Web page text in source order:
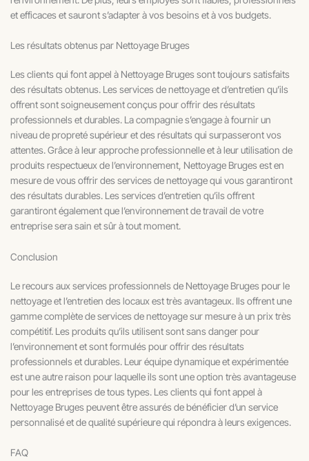
et efficaces et sauront s’adapter à vos besoins et à vos budgets.
Les résultats obtenus par Nettoyage Bruges
Les clients qui font appel à Nettoyage Bruges sont toujours satisfaits
des résultats obtenus. Les services de nettoyage et d’entretien qu’ils
offrent sont soigneusement conçus pour offrir des résultats
professionnels et durables. La compagnie s’engage à fournir un
niveau de propreté supérieur et des résultats qui surpasseront vos
attentes. Grâce à leur approche professionnelle et à leur utilisation de
produits respectueux de l’environnement, Nettoyage Bruges est en
mesure de vous offrir des services de nettoyage qui vous garantiront
des résultats durables. Les services d’entretien qu’ils offrent
garantiront également que l’environnement de travail de votre
entreprise sera sain et sûr à tout moment.
Conclusion
Le recours aux services professionnels de Nettoyage Bruges pour le
nettoyage et l’entretien des locaux est très avantageux. Ils offrent une
gamme complète de services de nettoyage sur mesure à un prix très
compétitif. Les produits qu’ils utilisent sont sans danger pour
l’environnement et sont formulés pour offrir des résultats
professionnels et durables. Leur équipe dynamique et expérimentée
est une autre raison pour laquelle ils sont une option très avantageuse
pour les entreprises de tous types. Les clients qui font appel à
Nettoyage Bruges peuvent être assurés de bénéficier d’un service
personnalisé et de qualité supérieure qui répondra à leurs exigences.
FAQ